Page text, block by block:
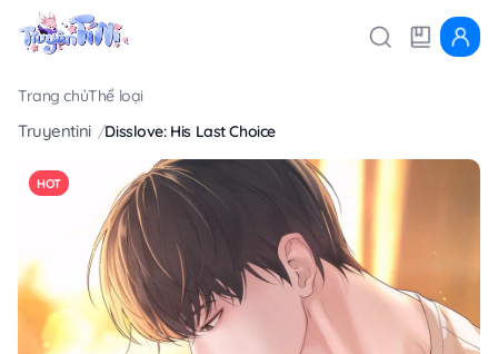
Trang chủThể loại
Truyentini Disslove: His Last Choice
HOT